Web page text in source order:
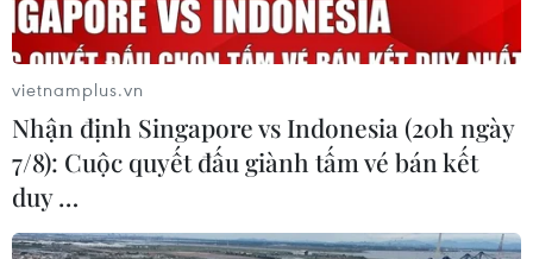
thể đạt được nhiệt độ trên 100 triệu độ C, nóng hơn
khoảng 7 lần so với nhiệt độ của Mặt Trời thật.
vietnamplus.vn
Nhận định Singapore vs Indonesia (20h ngày
7/8): Cuộc quyết đấu giành tấm vé bán kết
duy …